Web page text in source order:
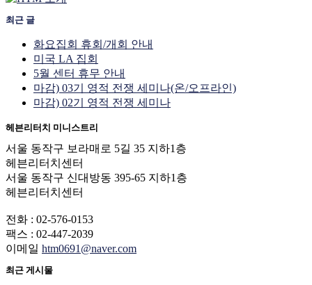
최근 글
화요집회 휴회/개회 안내
미국 LA 집회
5월 센터 휴무 안내
마감) 03기 영적 전쟁 세미나(온/오프라인)
마감) 02기 영적 전쟁 세미나
헤븐리터치 미니스트리
서울 동작구 보라매로 5길 35 지하1층
헤븐리터치센터
서울 동작구 신대방동 395-65 지하1층
헤븐리터치센터
전화 : 02-576-0153
팩스 : 02-447-2039
이메일 htm0691@naver.com
최근 게시물